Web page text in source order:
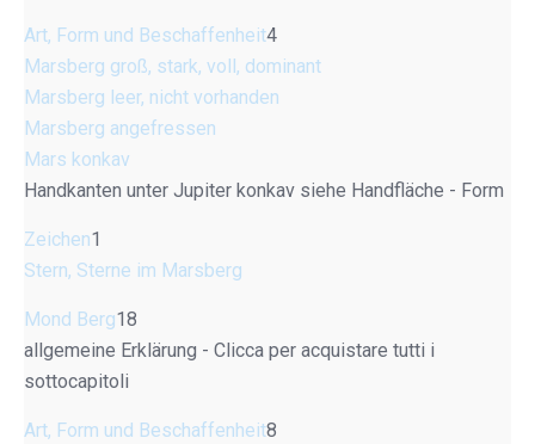
Art, Form und Beschaffenheit4
Marsberg groß, stark, voll, dominant
Marsberg leer, nicht vorhanden
Marsberg angefressen
Mars konkav
Handkanten unter Jupiter konkav siehe Handfläche - Form
Zeichen1
Stern, Sterne im Marsberg
Mond Berg18
allgemeine Erklärung - Clicca per acquistare tutti i
sottocapitoli
Art, Form und Beschaffenheit8